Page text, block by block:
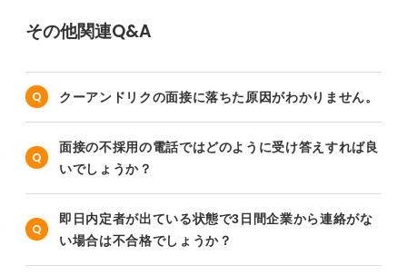
その他関連Q&A
クーアンドリクの面接に落ちた原因がわかりません。
面接の不採用の電話ではどのように受け答えすれば良
いでしょうか？
即日内定者が出ている状態で3日間企業から連絡がな
い場合は不合格でしょうか？